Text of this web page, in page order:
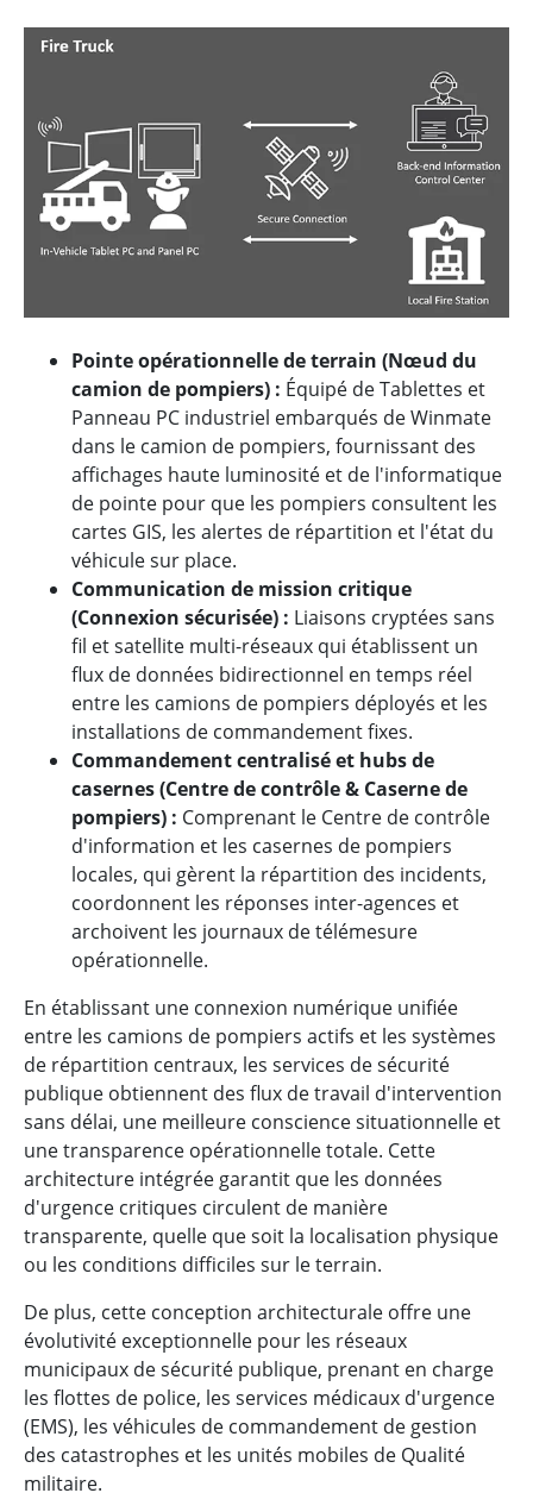
Pointe opérationnelle de terrain (Nœud du
camion de pompiers) : Équipé de Tablettes et
Panneau PC industriel embarqués de Winmate
dans le camion de pompiers, fournissant des
affichages haute luminosité et de l'informatique
de pointe pour que les pompiers consultent les
cartes GIS, les alertes de répartition et l'état du
véhicule sur place.
Communication de mission critique
(Connexion sécurisée) : Liaisons cryptées sans
fil et satellite multi-réseaux qui établissent un
flux de données bidirectionnel en temps réel
entre les camions de pompiers déployés et les
installations de commandement fixes.
Commandement centralisé et hubs de
casernes (Centre de contrôle & Caserne de
pompiers) : Comprenant le Centre de contrôle
d'information et les casernes de pompiers
locales, qui gèrent la répartition des incidents,
coordonnent les réponses inter-agences et
archoivent les journaux de télémesure
opérationnelle.
En établissant une connexion numérique unifiée
entre les camions de pompiers actifs et les systèmes
de répartition centraux, les services de sécurité
publique obtiennent des flux de travail d'intervention
sans délai, une meilleure conscience situationnelle et
une transparence opérationnelle totale. Cette
architecture intégrée garantit que les données
d'urgence critiques circulent de manière
transparente, quelle que soit la localisation physique
ou les conditions difficiles sur le terrain.
De plus, cette conception architecturale offre une
évolutivité exceptionnelle pour les réseaux
municipaux de sécurité publique, prenant en charge
les flottes de police, les services médicaux d'urgence
(EMS), les véhicules de commandement de gestion
des catastrophes et les unités mobiles de Qualité
militaire.